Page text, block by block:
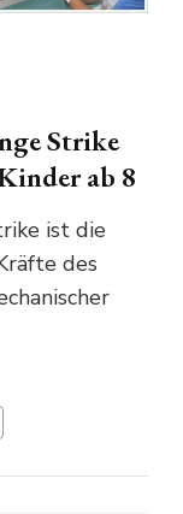
Strike
ab 8
ist die
des